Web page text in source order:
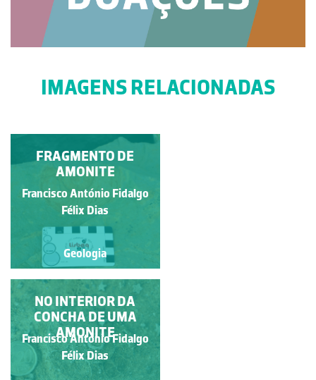
IMAGENS RELACIONADAS
ASPETO DE BANCO DE
BIVALVES
FOSSILIZADOS DO
GÉNERO ISOGNOMON
Francisco António Fidalgo
Félix Dias
Geologia
FRAGMENTO DE
AMONITE
Francisco António Fidalgo
Félix Dias
Geologia
DACTYLIOCERAS
SEMICELATUM
Francisco António Fidalgo
Félix Dias
NO INTERIOR DA
CONCHA DE UMA
AMONITE
Francisco António Fidalgo
Félix Dias